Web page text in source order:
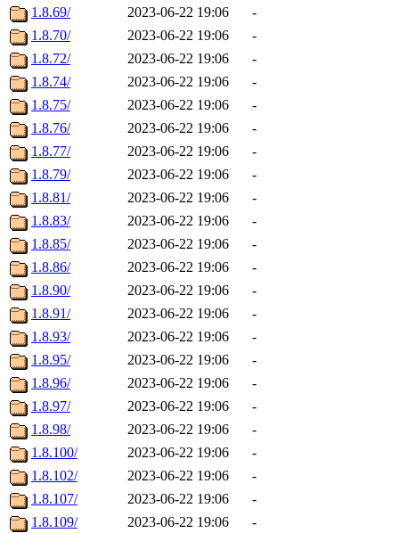
1.8.69/
2023-06-22 19:06
-
1.8.70/
2023-06-22 19:06
-
1.8.72/
2023-06-22 19:06
-
1.8.74/
2023-06-22 19:06
-
1.8.75/
2023-06-22 19:06
-
1.8.76/
2023-06-22 19:06
-
1.8.77/
2023-06-22 19:06
-
1.8.79/
2023-06-22 19:06
-
1.8.81/
2023-06-22 19:06
-
1.8.83/
2023-06-22 19:06
-
1.8.85/
2023-06-22 19:06
-
1.8.86/
2023-06-22 19:06
-
1.8.90/
2023-06-22 19:06
-
1.8.91/
2023-06-22 19:06
-
1.8.93/
2023-06-22 19:06
-
1.8.95/
2023-06-22 19:06
-
1.8.96/
2023-06-22 19:06
-
1.8.97/
2023-06-22 19:06
-
1.8.98/
2023-06-22 19:06
-
1.8.100/
2023-06-22 19:06
-
1.8.102/
2023-06-22 19:06
-
1.8.107/
2023-06-22 19:06
-
1.8.109/
2023-06-22 19:06
-